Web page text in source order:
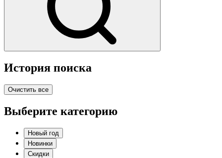
История поиска
Очистить все
Выберите категорию
Новый год
Новинки
Скидки